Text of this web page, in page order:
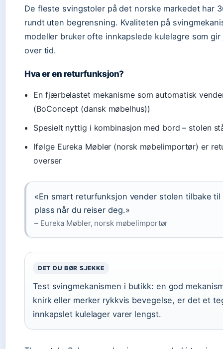
De fleste svingstoler på det norske markedet har
rundt uten begrensning. Kvaliteten på
modeller bruker ofte innkapslede kulelagre som
over tid.
Hva er en returfunksjon?
En fjærbelastet mekanisme som automatisk
(BoConcept (dansk møbelhus))
Spesielt nyttig i kombinasjon med bord – stolen
Ifølge Eureka Møbler (norsk møbelimportør) er
overser
«En smart returfunksjon vender stolen tilbake
plass når du reiser deg.»
– Eureka Møbler, norsk møbelimportør
DET DU BØR SJEKKE
Test svingmekanismen i butikk: en god
knirk eller merker rykkvis bevegelse, er det et
innkapslet kulelager varer lengst.